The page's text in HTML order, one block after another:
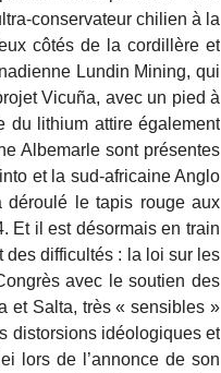
conservateur chilien à la
côtés de la cordillère et
Lundin Mining, qui
Vicuña, avec un pied à
du lithium attire également
Albemarle sont présentes
et la sud-africaine Anglo
déroulé le tapis rouge aux
Et il est désormais en train
des difficultés : la loi sur les
avec le soutien des
et Salta, très « sensibles »
distorsions idéologiques et
lors de l’annonce de son